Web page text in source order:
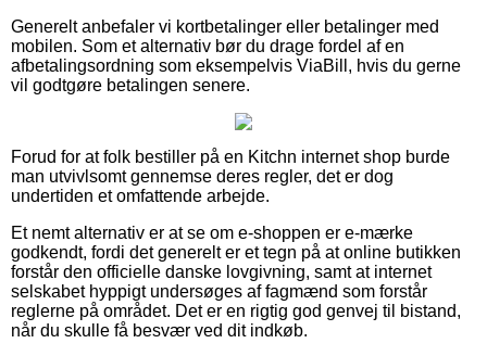
Generelt anbefaler vi kortbetalinger eller betalinger med
mobilen. Som et alternativ bør du drage fordel af en
afbetalingsordning som eksempelvis ViaBill, hvis du gerne
vil godtgøre betalingen senere.
Forud for at folk bestiller på en Kitchn internet shop burde
man utvivlsomt gennemse deres regler, det er dog
undertiden et omfattende arbejde.
Et nemt alternativ er at se om e-shoppen er e-mærke
godkendt, fordi det generelt er et tegn på at online butikken
forstår den officielle danske lovgivning, samt at internet
selskabet hyppigt undersøges af fagmænd som forstår
reglerne på området. Det er en rigtig god genvej til bistand,
når du skulle få besvær ved dit indkøb.